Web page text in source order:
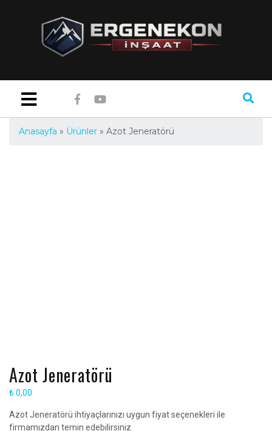
Anasayfa » Ürünler » Azot Jeneratörü
Azot Jeneratörü
₺0,00
Azot Jeneratörü ihtiyaçlarınızı uygun fiyat seçenekleri ile
firmamızdan temin edebilirsiniz.